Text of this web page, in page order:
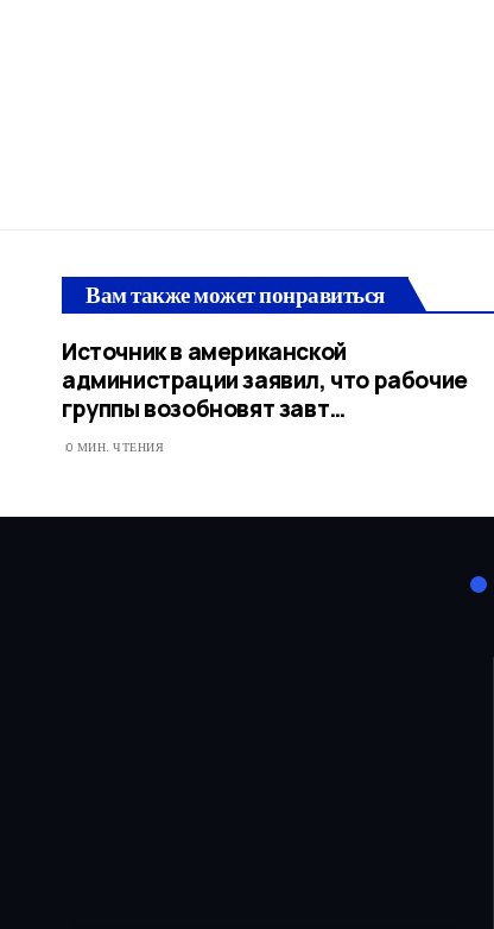
Вам также может понравиться
Источник в американской
администрации заявил, что рабочие
группы возобновят завт…
0 МИН. ЧТЕНИЯ